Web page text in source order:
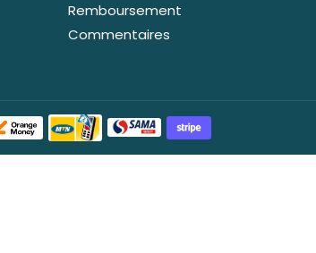
Remboursement
Commentaires